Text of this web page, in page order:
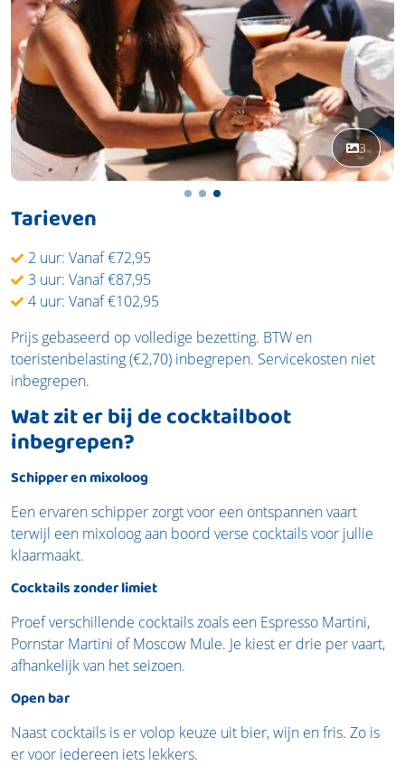
3
Tarieven
2 uur: Vanaf €72,95
3 uur: Vanaf €87,95
4 uur: Vanaf €102,95
Prijs gebaseerd op volledige bezetting. BTW en
toeristenbelasting (€2,70) inbegrepen. Servicekosten niet
inbegrepen.
Wat zit er bij de cocktailboot
inbegrepen?
Schipper en mixoloog
Een ervaren schipper zorgt voor een ontspannen vaart
terwijl een mixoloog aan boord verse cocktails voor jullie
klaarmaakt.
Cocktails zonder limiet
Proef verschillende cocktails zoals een Espresso Martini,
Pornstar Martini of Moscow Mule. Je kiest er drie per vaart,
afhankelijk van het seizoen.
Open bar
Naast cocktails is er volop keuze uit bier, wijn en fris. Zo is
er voor iedereen iets lekkers.